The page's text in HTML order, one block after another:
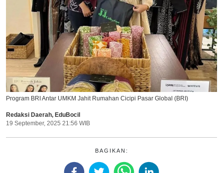
Program BRI Antar UMKM Jahit Rumahan Cicipi Pasar Global (BRI)
Redaksi Daerah, EduBocil
19 September, 2025 21:56 WIB
BAGIKAN: